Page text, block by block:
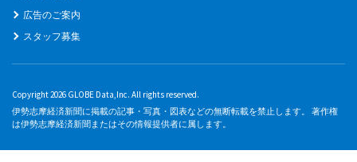
広告のご案内
スタッフ募集
Copyright 2026 GLOBE Data,Inc. All rights reserved.
伊勢志摩経済新聞に掲載の記事・写真・図表などの無断転載を禁止します。 著作権
は伊勢志摩経済新聞またはその情報提供者に属します。